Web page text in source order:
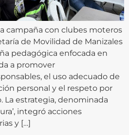
campaña con clubes moteros
de Movilidad de Manizales
pedagógica enfocada en
a promover
el uso adecuado de
personal y el respeto por
La estrategia, denominada
integró acciones
y […]